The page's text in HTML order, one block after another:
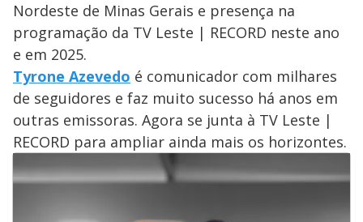
Nordeste de Minas Gerais e presença na
programação da TV Leste | RECORD neste ano
e em 2025.
Tyrone Azevedo é comunicador com milhares
de seguidores e faz muito sucesso há anos em
outras emissoras. Agora se junta à TV Leste |
RECORD para ampliar ainda mais os horizontes.